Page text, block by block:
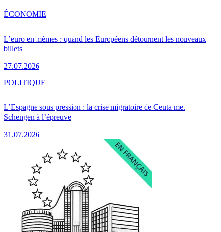
L’euro en mèmes : quand les Européens détournent les nouveaux
billets
27.07.2026
ÉCONOMIE
L’Espagne sous pression : la crise migratoire de Ceuta met
Schengen à l’épreuve
31.07.2026
POLITIQUE